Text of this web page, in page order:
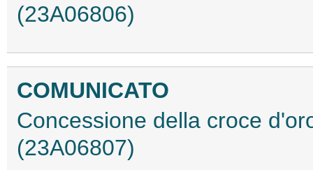
(23A06806)
COMUNICATO
Concessione della croce
(23A06807)